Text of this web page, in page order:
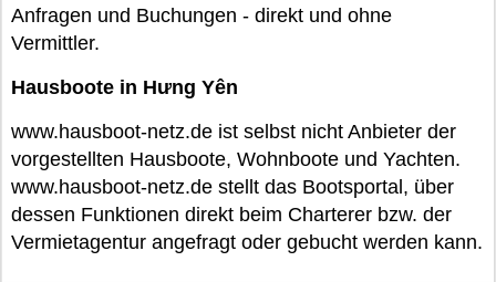
Anfragen und Buchungen - direkt und ohne
Vermittler.
Hausboote in Hưng Yên
www.hausboot-netz.de ist selbst nicht Anbieter der
vorgestellten Hausboote, Wohnboote und Yachten.
www.hausboot-netz.de stellt das Bootsportal, über
dessen Funktionen direkt beim Charterer bzw. der
Vermietagentur angefragt oder gebucht werden kann.